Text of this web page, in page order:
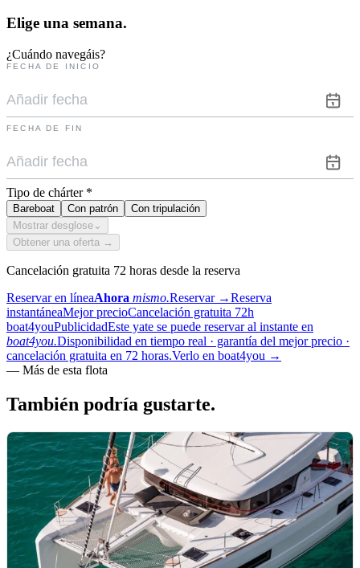
Elige una semana.
¿Cuándo navegáis?
FECHA DE INICIO
FECHA DE FIN
Tipo de chárter *
Bareboat Con patrón
Con tripulación
Mostrar desglose ⌄
Obtener una oferta →
Cancelación gratuita 72 horas desde la reserva
Reservar en líneaAhora mismo.Reservar →Reserva
instantáneaMejor precioCancelación gratuita 72h
boat4youPublicidadEste yate se puede reservar al instante en
boat4you.Disponibilidad en tiempo real · garantía del mejor precio ·
cancelación gratuita en 72 horas.Verlo en boat4you →
— Más de esta flota
También podría gustarte.